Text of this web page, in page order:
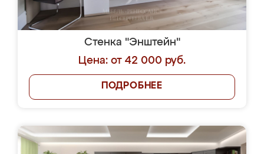
Стенка "Энштейн"
Цена: от 42 000 руб.
ПОДРОБНЕЕ